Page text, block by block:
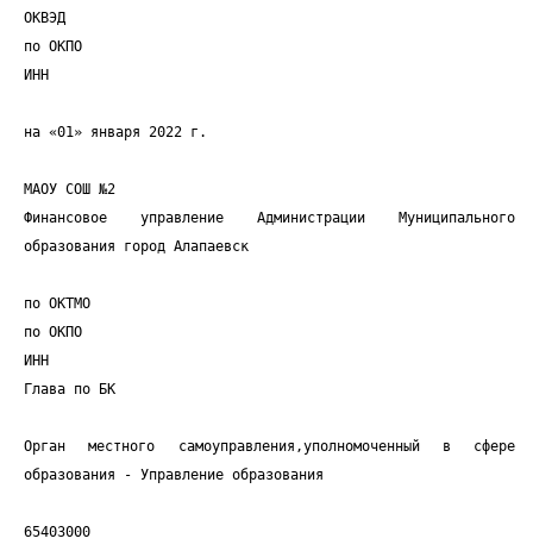
ОКВЭД
по ОКПО
ИНН
на «01» января 2022 г.
МАОУ СОШ №2
Финансовое управление Администрации Муниципального
образования город Алапаевск
по ОКТМО
по ОКПО
ИНН
Глава по БК
Орган местного самоуправления,уполномоченный в сфере
образования - Управление образования
65403000